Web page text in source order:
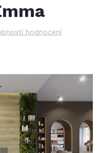
hodnocení